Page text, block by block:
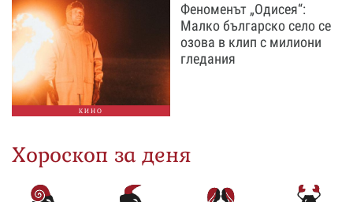
КИНО
Феноменът „Одисея“:
Малко българско село се
озова в клип с милиони
гледания
Хороскоп за деня